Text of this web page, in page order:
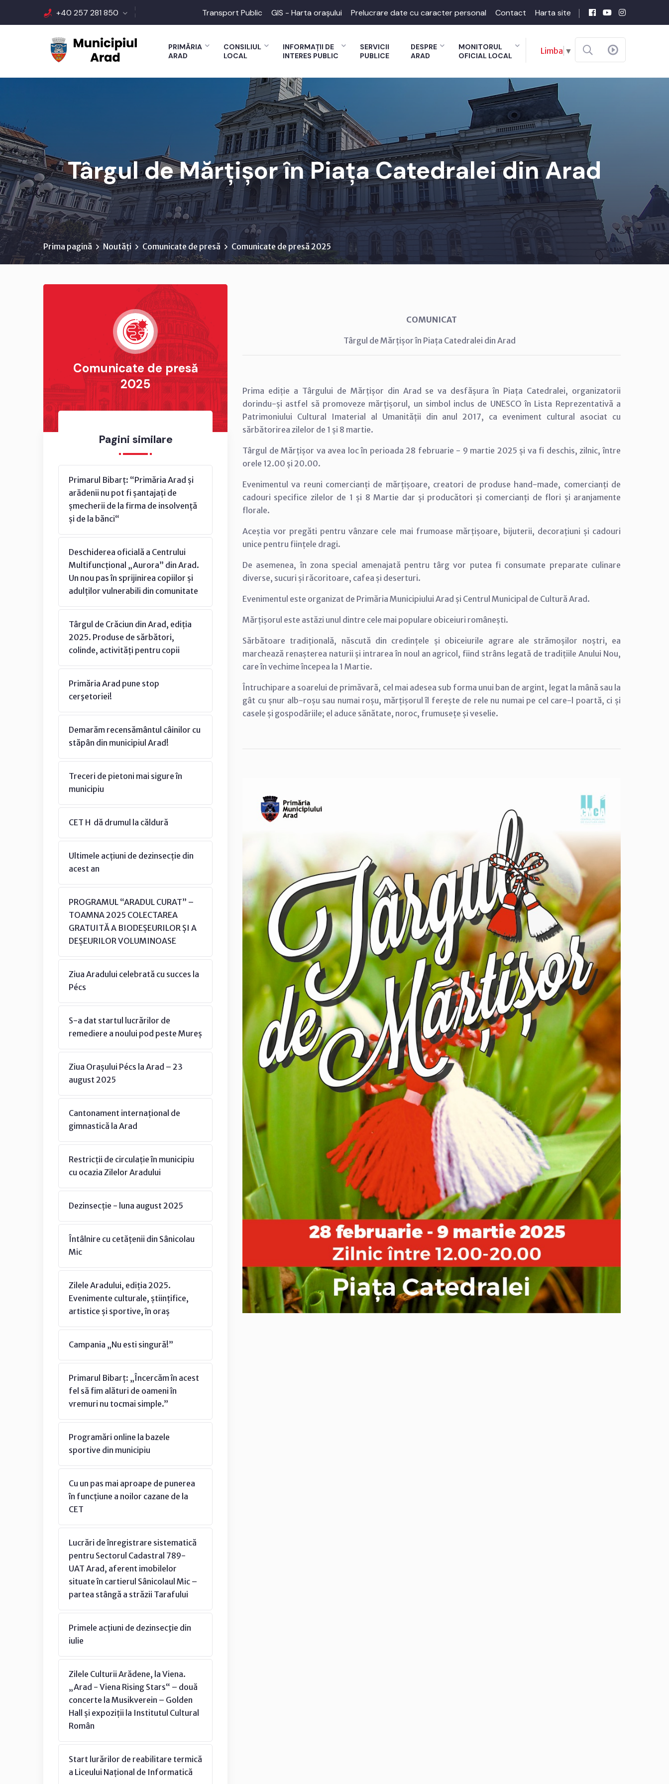
+40 257 281 850 Transport Public GIS - Harta orașului Prelucrare date cu caracter personal Contact Harta site
PRIMĂRIA
ARAD
CONSILIUL
LOCAL
INFORMAȚII DE
INTERES PUBLIC
SERVICII
PUBLICE
DESPRE
ARAD
MONITORUL
OFICIAL LOCAL
Limba ▼
Târgul de Mărțișor în Piața Catedralei din Arad
Prima pagină Noutăți Comunicate de presă Comunicate de presă 2025
Comunicate de presă
2025
Pagini similare
Primarul Bibarț: “Primăria Arad și
arădenii nu pot fi șantajați de
șmecherii de la firma de insolvență
și de la bănci“
Deschiderea oficială a Centrului
Multifuncțional „Aurora” din Arad.
Un nou pas în sprijinirea copiilor și
adulților vulnerabili din comunitate
Târgul de Crăciun din Arad, ediția
2025. Produse de sărbători,
colinde, activități pentru copii
Primăria Arad pune stop
cerşetoriei!
Demarăm recensământul câinilor cu
stăpân din municipiul Arad!
Treceri de pietoni mai sigure în
municipiu
CET H dă drumul la căldură
Ultimele acțiuni de dezinsecție din
acest an
PROGRAMUL “ARADUL CURAT” –
TOAMNA 2025 COLECTAREA
GRATUITĂ A BIODEȘEURILOR ȘI A
DEȘEURILOR VOLUMINOASE
Ziua Aradului celebrată cu succes la
Pécs
S-a dat startul lucrărilor de
remediere a noului pod peste Mureș
Ziua Orașului Pécs la Arad – 23
august 2025
Cantonament internațional de
gimnastică la Arad
Restricții de circulație în municipiu
cu ocazia Zilelor Aradului
Dezinsecție - luna august 2025
Întâlnire cu cetățenii din Sânicolau
Mic
Zilele Aradului, ediția 2025.
Evenimente culturale, științifice,
artistice și sportive, în oraș
Campania „Nu esti singură!”
Primarul Bibarț: „Încercăm în acest
fel să fim alături de oameni în
vremuri nu tocmai simple.”
Programări online la bazele
sportive din municipiu
Cu un pas mai aproape de punerea
în funcțiune a noilor cazane de la
CET
Lucrări de înregistrare sistematică
pentru Sectorul Cadastral 789-
UAT Arad, aferent imobilelor
situate în cartierul Sânicolaul Mic –
partea stângă a străzii Tarafului
Primele acțiuni de dezinsecţie din
iulie
Zilele Culturii Arădene, la Viena.
„Arad - Viena Rising Stars“ – două
concerte la Musikverein – Golden
Hall și expoziții la Institutul Cultural
Român
Start lurărilor de reabilitare termică
a Liceului Național de Informatică
COMUNICAT
Târgul de Mărțișor în Piața Catedralei din Arad
Prima ediție a Târgului de Mărțișor din Arad se va desfășura în Piața Catedralei, organizatorii
dorindu-și astfel să promoveze mărțișorul, un simbol inclus de UNESCO în Lista Reprezentativă a
Patrimoniului Cultural Imaterial al Umanității din anul 2017, ca eveniment cultural asociat cu
sărbătorirea zilelor de 1 și 8 martie.
Târgul de Mărțișor va avea loc în perioada 28 februarie - 9 martie 2025 și va fi deschis, zilnic, între
orele 12.00 și 20.00.
Evenimentul va reuni comercianți de mărțișoare, creatori de produse hand-made, comercianți de
cadouri specifice zilelor de 1 și 8 Martie dar și producători și comercianți de flori și aranjamente
florale.
Aceștia vor pregăti pentru vânzare cele mai frumoase mărțișoare, bijuterii, decorațiuni și cadouri
unice pentru ființele dragi.
De asemenea, în zona special amenajată pentru târg vor putea fi consumate preparate culinare
diverse, sucuri și răcoritoare, cafea și deserturi.
Evenimentul este organizat de Primăria Municipiului Arad și Centrul Municipal de Cultură Arad.
Mărțișorul este astăzi unul dintre cele mai populare obiceiuri românești.
Sărbătoare tradițională, născută din credințele și obiceiurile agrare ale strămoșilor noștri, ea
marchează renașterea naturii și intrarea în noul an agricol, fiind strâns legată de tradițiile Anului Nou,
care în vechime începea la 1 Martie.
Întruchipare a soarelui de primăvară, cel mai adesea sub forma unui ban de argint, legat la mână sau la
gât cu șnur alb-roșu sau numai roșu, mărțișorul îl ferește de rele nu numai pe cel care-l poartă, ci și
casele și gospodăriile; el aduce sănătate, noroc, frumusețe și veselie.